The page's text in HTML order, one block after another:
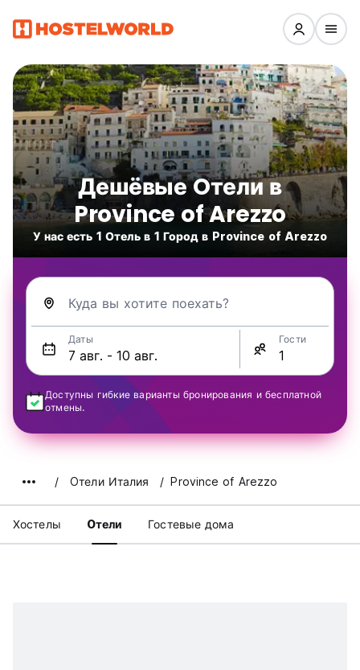
Дешёвые Oтели в
Province of Arezzo
У нас есть 1 Отель в 1 Город в Province of Arezzo
Куда вы хотите поехать?
Даты Гости
Доступны гибкие варианты бронирования и бесплатной
отмены.
Oтели Италия Province of Arezzo
Хостелы Oтели Гостевые дома